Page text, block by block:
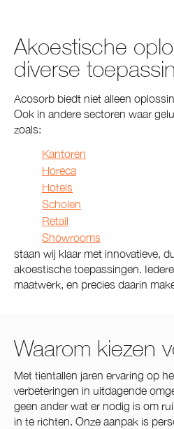
Akoestische
diverse
Acosorb biedt niet alleen
Ook in andere sectoren waar
zoals:
Kantoren
Horeca
Hotels
Scholen
Retail
Showrooms
staan wij klaar met innovatieve,
akoestische toepassingen.
maatwerk, en precies daarin
Waarom kiezen
Met tientallen jaren ervaring op
verbeteringen in uitdagende
geen ander wat er nodig is om
in te richten. Onze aanpak is